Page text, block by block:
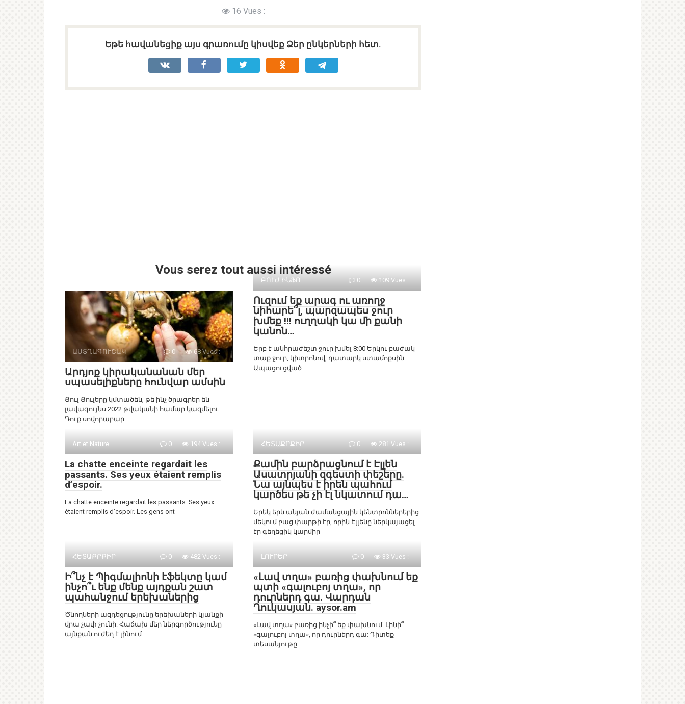
16 Vues :
Եթե հավանեցիք այս գրառումը կիսվեք Ձեր ընկերների հետ.
Vous serez tout aussi intéressé
ԱՍՏՂԱԳՈՒՇԱԿ 0 68 Vues :
Արդյոք կիրականանան մեր
սպասելիքները հունվար ամսին
Ցուլ Ցուլերը կմտածեն, թե ինչ ծրագրեր են
լավագույնս 2022 թվականի համար կազմելու:
Դուք սովորաբար
ԲՈՒԺ ԻՆՖՈ 0 109 Vues :
Ուզում եք արագ ու առողջ
նիհարե՞լ, պարզապես ջուր
խմեք !!! ուղղակի կա մի քանի
կանոն…
Երբ է անհրաժեշտ ջուր խմել 8:00 Երկու բաժակ
տաք ջուր, կիտրոնով, դատարկ ստամոքսին:
Ապացուցված
Art et Nature 0 194 Vues :
La chatte enceinte regardait les
passants. Ses yeux étaient remplis
d’espoir.
La chatte enceinte regardait les passants. Ses yeux
étaient remplis d’espoir. Les gens ont
ՀԵՏԱՔՐՔԻՐ 0 281 Vues :
Քամին բարձրացնում է Էլլեն
Ասատրյանի զգեստի փեշերը.
Նա այնպես է իրեն պահում
կարծես թե չի էլ նկատում դա…
Երեկ երևանյան ժամանցային կենտրոններերից
մեկում բաց փարթի էր, որին Էլլենը ներկայացել
էր գեղեցիկ կարմիր
ՀԵՏԱՔՐՔԻՐ 0 482 Vues :
Ի՞նչ է Պիգմալիոնի էֆեկտը կամ
ինչո՞ւ ենք մենք այդքան շատ
պահանջում երեխաներից
Ծնողների ազդեցությունը երեխաների կյանքի
վրա չափ չունի: Հաճախ մեր ներգործությունը
այնքան ուժեղ է լինում
ԼՈՒՐԵՐ 0 33 Vues :
«Լավ տղա» բառից փախնում եք
պտի «գալուբոյ տղա», որ
դուրներդ գա. Վարդան
Ղուկասյան. aysor.am
«Լավ տղա» բառից ինչի՞ եք փախնում. Լինի՞
«գալուբոյ տղա», որ դուրներդ գա: Դիտեք
տեսանյութը